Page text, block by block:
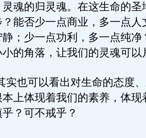
魂的归灵魂。在这生命的圣
能否少一点商业，多一点人
；少一点功利，多一点纯净
的角落，让我们的灵魂可以
实也可以看出对生命的态度
上体现着我们的素养，体现
？可不戒乎？